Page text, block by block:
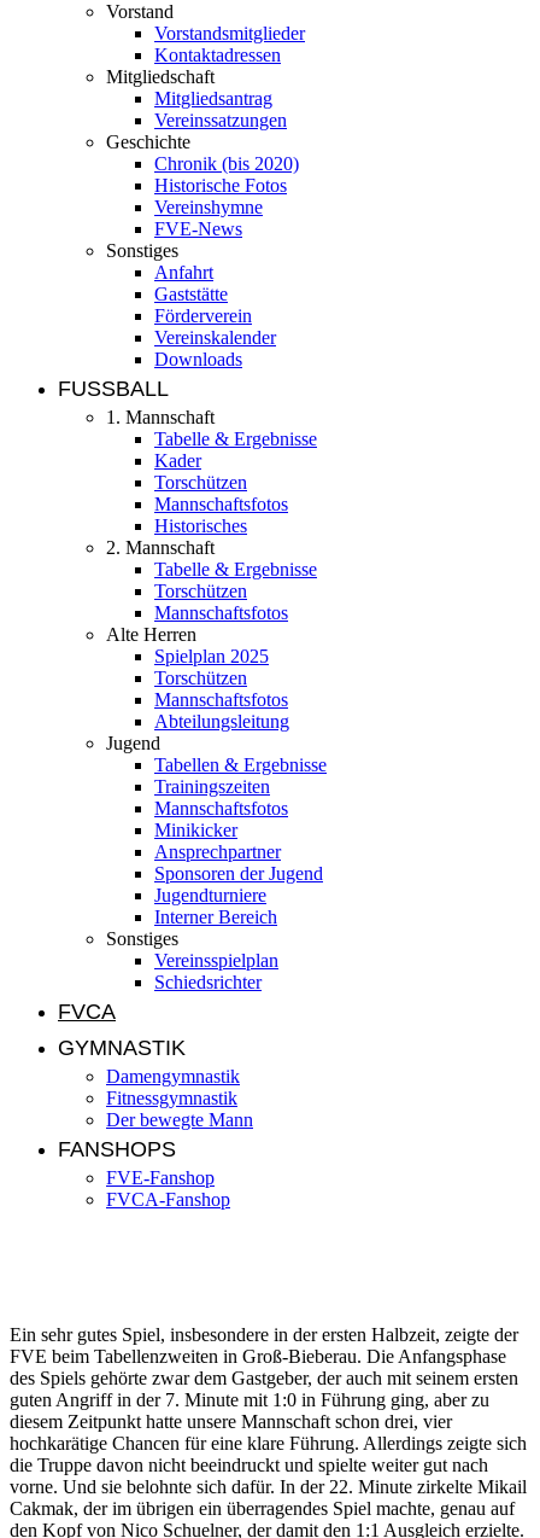
Vorstand
Vorstandsmitglieder
Kontaktadressen
Mitgliedschaft
Mitgliedsantrag
Vereinssatzungen
Geschichte
Chronik (bis 2020)
Historische Fotos
Vereinshymne
FVE-News
Sonstiges
Anfahrt
Gaststätte
Förderverein
Vereinskalender
Downloads
FUSSBALL
1. Mannschaft
Tabelle & Ergebnisse
Kader
Torschützen
Mannschaftsfotos
Historisches
2. Mannschaft
Tabelle & Ergebnisse
Torschützen
Mannschaftsfotos
Alte Herren
Spielplan 2025
Torschützen
Mannschaftsfotos
Abteilungsleitung
Jugend
Tabellen & Ergebnisse
Trainingszeiten
Mannschaftsfotos
Minikicker
Ansprechpartner
Sponsoren der Jugend
Jugendturniere
Interner Bereich
Sonstiges
Vereinsspielplan
Schiedsrichter
FVCA
GYMNASTIK
Damengymnastik
Fitnessgymnastik
Der bewegte Mann
FANSHOPS
FVE-Fanshop
FVCA-Fanshop
Ein sehr gutes Spiel, insbesondere in der ersten Halbzeit, zeigte der
FVE beim Tabellenzweiten in Groß-Bieberau. Die Anfangsphase
des Spiels gehörte zwar dem Gastgeber, der auch mit seinem ersten
guten Angriff in der 7. Minute mit 1:0 in Führung ging, aber zu
diesem Zeitpunkt hatte unsere Mannschaft schon drei, vier
hochkarätige Chancen für eine klare Führung. Allerdings zeigte sich
die Truppe davon nicht beeindruckt und spielte weiter gut nach
vorne. Und sie belohnte sich dafür. In der 22. Minute zirkelte Mikail
Cakmak, der im übrigen ein überragendes Spiel machte, genau auf
den Kopf von Nico Schuelner, der damit den 1:1 Ausgleich erzielte.